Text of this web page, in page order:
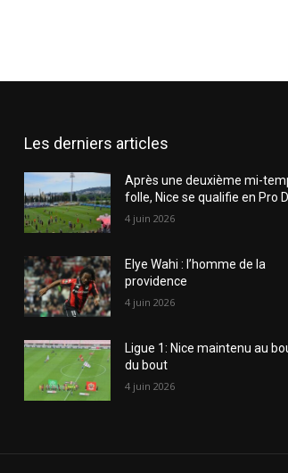
Les derniers articles
Après une deuxième mi-
folle, Nice se qualifie en Pro
4 juin 2026
Elye Wahi : l’homme de la
providence
4 juin 2026
Ligue 1: Nice maintenu au
du bout
4 juin 2026